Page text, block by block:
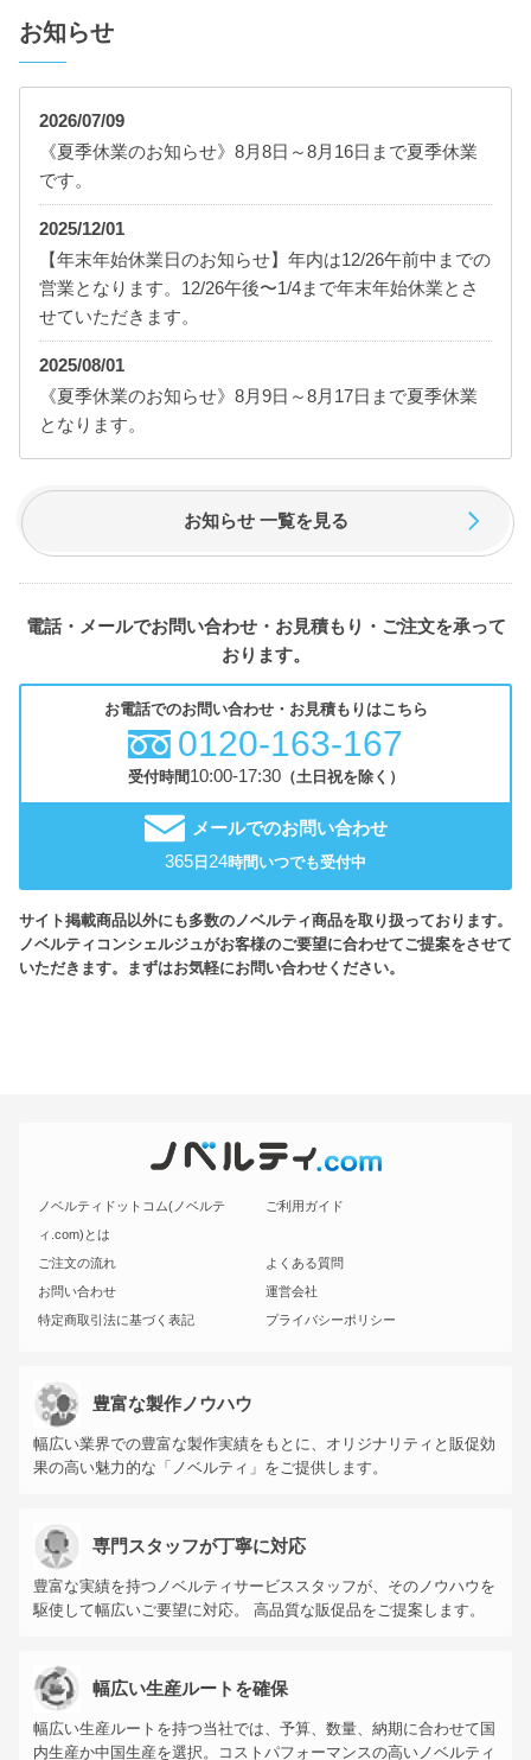
お知らせ
2026/07/09
《夏季休業のお知らせ》8月8日～8月16日まで夏季休業
です。
2025/12/01
【年末年始休業日のお知らせ】年内は12/26午前中までの
営業となります。12/26午後〜1/4まで年末年始休業とさ
せていただきます。
2025/08/01
《夏季休業のお知らせ》8月9日～8月17日まで夏季休業
となります。
お知らせ 一覧を見る
電話・メールでお問い合わせ・お見積もり・ご注文を承って
おります。
お電話でのお問い合わせ・お見積もりはこちら
0120-163-167
受付時間10:00-17:30（土日祝を除く）
メールでのお問い合わせ
365日24時間いつでも受付中
サイト掲載商品以外にも多数のノベルティ商品を取り扱っております。
ノベルティコンシェルジュがお客様のご要望に合わせてご提案をさせて
いただきます。まずはお気軽にお問い合わせください。
ノベルティドットコム(ノベルテ
ィ.com)とは
ご利用ガイド
ご注文の流れ
よくある質問
お問い合わせ
運営会社
特定商取引法に基づく表記
プライバシーポリシー
豊富な製作ノウハウ
幅広い業界での豊富な製作実績をもとに、オリジナリティと販促効
果の高い魅力的な「ノベルティ」をご提供します。
専門スタッフが丁寧に対応
豊富な実績を持つノベルティサービススタッフが、そのノウハウを
駆使して幅広いご要望に対応。 高品質な販促品をご提案します。
幅広い生産ルートを確保
幅広い生産ルートを持つ当社では、予算、数量、納期に合わせて国
内生産か中国生産を選択。コストパフォーマンスの高いノベルティ